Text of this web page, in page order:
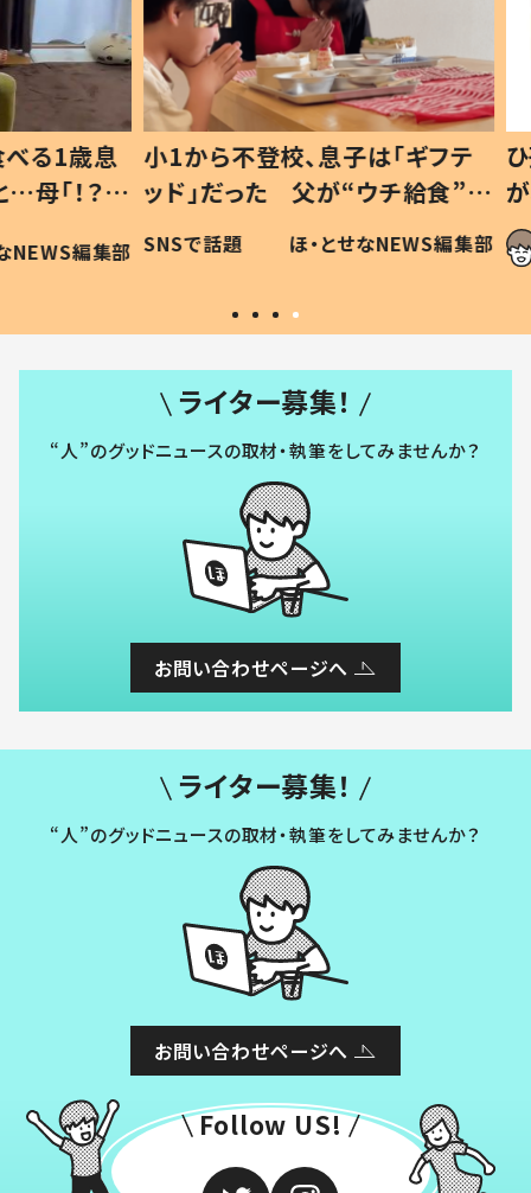
歳息
？」
編集部
小1から不登校、息子は「ギフテ
ッド」だった 父が“ウチ給食”を
作り続ける理由とは #令和の親
#令和の子
SNSで話題 ほ・とせなNEWS編集部
ひ孫
が、
「涙が
い」
ライター募集！
“人”のグッドニュースの取材・執筆をしてみませんか？
お問い合わせページへ
ライター募集！
“人”のグッドニュースの取材・執筆をしてみませんか？
お問い合わせページへ
Follow US!